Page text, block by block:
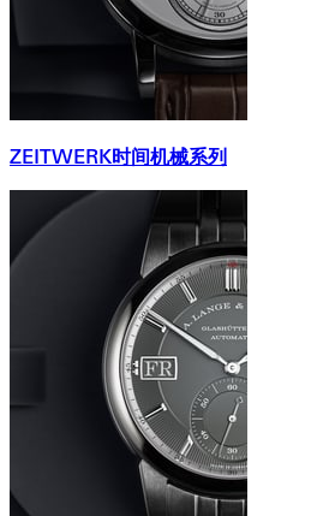
ZEITWERK时间机械系列